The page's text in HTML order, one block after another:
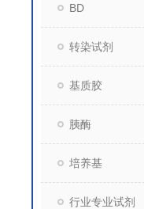
BD
转染试剂
基质胶
胰酶
培养基
行业专业试剂